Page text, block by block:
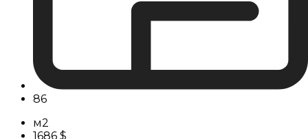
86
м2
1686 $